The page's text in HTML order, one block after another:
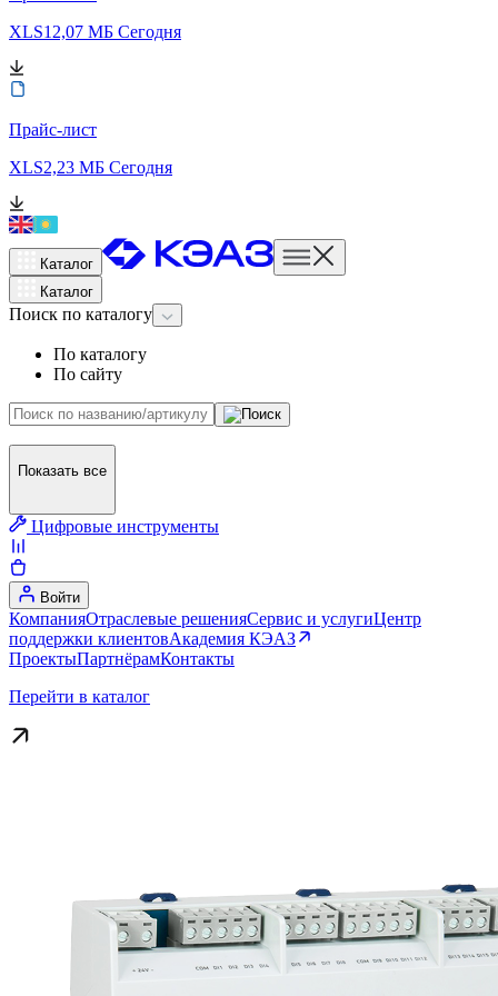
XLS12,07 МБ Сегодня
Прайс-лист
XLS2,23 МБ Сегодня
Каталог
Каталог
Поиск по каталогу
По каталогу
По сайту
Показать все
Цифровые инструменты
Войти
КомпанияОтраслевые решенияСервис и услугиЦентр
поддержки клиентовАкадемия КЭАЗ
ПроектыПартнёрамКонтакты
Перейти в каталог